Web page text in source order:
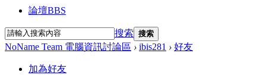
論壇BBS
搜索 搜索
NoName Team 電腦資訊討論區 › ibis281 › 好友
加為好友